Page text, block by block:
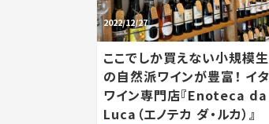
2022/12/27
ここでしか買えない小規模
の自然派ワインが豊富！ イ
ワイン専門店『Enoteca da
Luca（エノテカ ダ・ルカ）』